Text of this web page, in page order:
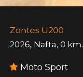
Zontes U200
2026, Nafta, 0 km.
Moto Sport